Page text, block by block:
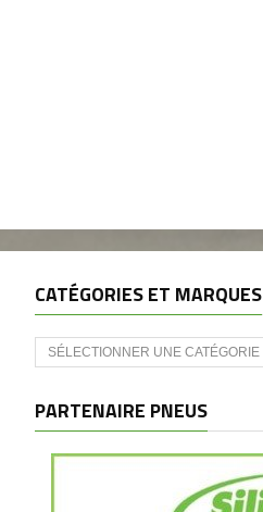
CATÉGORIES ET MARQUES
Catégories
et
PARTENAIRE PNEUS